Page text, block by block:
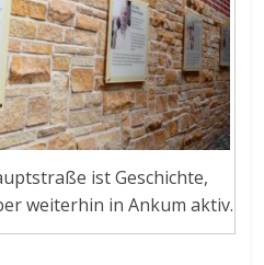
ist Geschichte,
weiterhin in Ankum aktiv.